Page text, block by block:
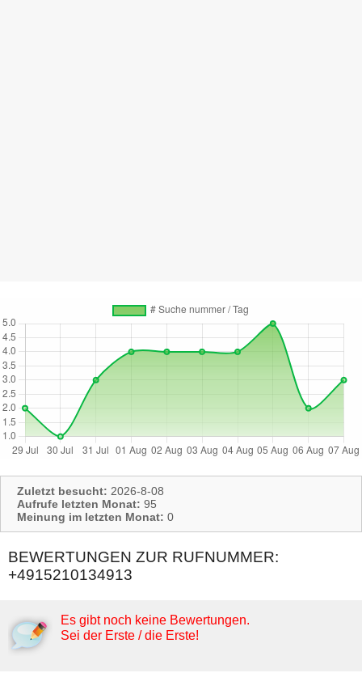
Zuletzt besucht: 2026-8-08
Aufrufe letzten Monat: 95
Meinung im letzten Monat: 0
BEWERTUNGEN ZUR RUFNUMMER:
+4915210134913
Es gibt noch keine Bewertungen.
Sei der Erste / die Erste!